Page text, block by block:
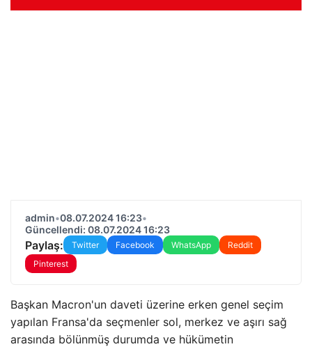
admin•08.07.2024 16:23•
Güncellendi: 08.07.2024 16:23
Paylaş: Twitter Facebook WhatsApp
Reddit
Pinterest
Başkan Macron'un daveti üzerine erken genel seçim
yapılan Fransa'da seçmenler sol, merkez ve aşırı sağ
arasında bölünmüş durumda ve hükümetin